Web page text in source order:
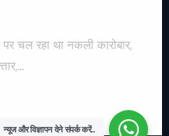
न्यूज और विज्ञापन देने संपर्क करें..